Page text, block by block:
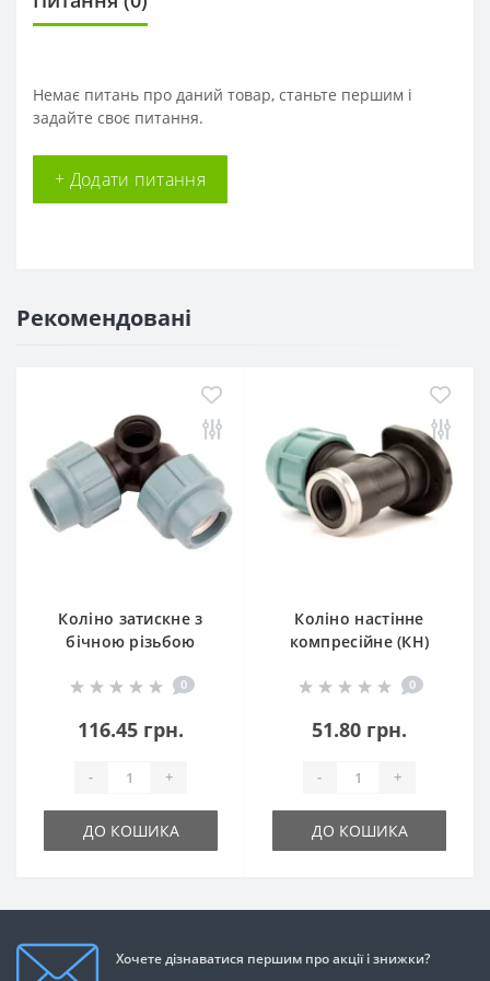
Немає питань про даний товар, станьте першим і
задайте своє питання.
+ Додати питання
Рекомендовані
Коліно затискне з
бічною різьбою
0
116.45 грн.
- +
ДО КОШИКА
Коліно настінне
компресійне (КН)
0
51.80 грн.
- +
ДО КОШИКА
Хочете дізнаватися першим про акції і знижки?